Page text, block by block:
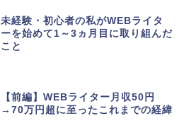
未経験・初心者の私がWEBライタ
ーを始めて1～3ヵ月目に取り組んだ
こと
【前編】WEBライター月収50円
→70万円超に至ったこれまでの経緯